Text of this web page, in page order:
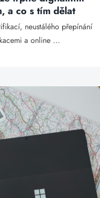
a co s tím dělat
neustálého přepínání
a online ...